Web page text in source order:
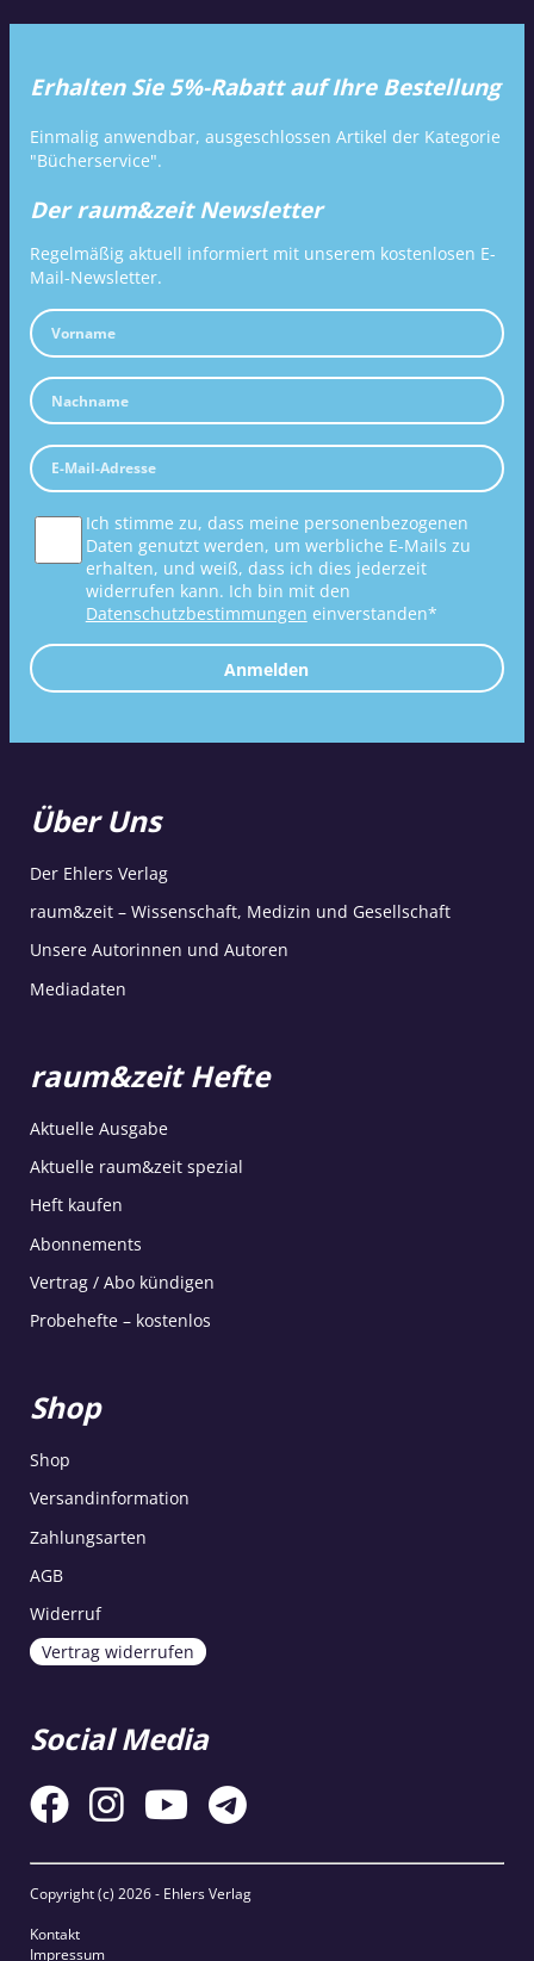
Erhalten Sie 5%-Rabatt auf Ihre Bestellung
Einmalig anwendbar, ausgeschlossen Artikel der Kategorie
"Bücherservice".
Der raum&zeit Newsletter
Regelmäßig aktuell informiert mit unserem kostenlosen E-
Mail-Newsletter.
Ich stimme zu, dass meine personenbezogenen
Daten genutzt werden, um werbliche E-Mails zu
erhalten, und weiß, dass ich dies jederzeit
widerrufen kann. Ich bin mit den
Datenschutzbestimmungen einverstanden*
Anmelden
Über Uns
Der Ehlers Verlag
raum&zeit – Wissenschaft, Medizin und Gesellschaft
Unsere Autorinnen und Autoren
Mediadaten
raum&zeit Hefte
Aktuelle Ausgabe
Aktuelle raum&zeit spezial
Heft kaufen
Abonnements
Vertrag / Abo kündigen
Probehefte – kostenlos
Shop
Shop
Versandinformation
Zahlungsarten
AGB
Widerruf
Vertrag widerrufen
Social Media
Copyright (c) 2026 - Ehlers Verlag
Kontakt
Impressum